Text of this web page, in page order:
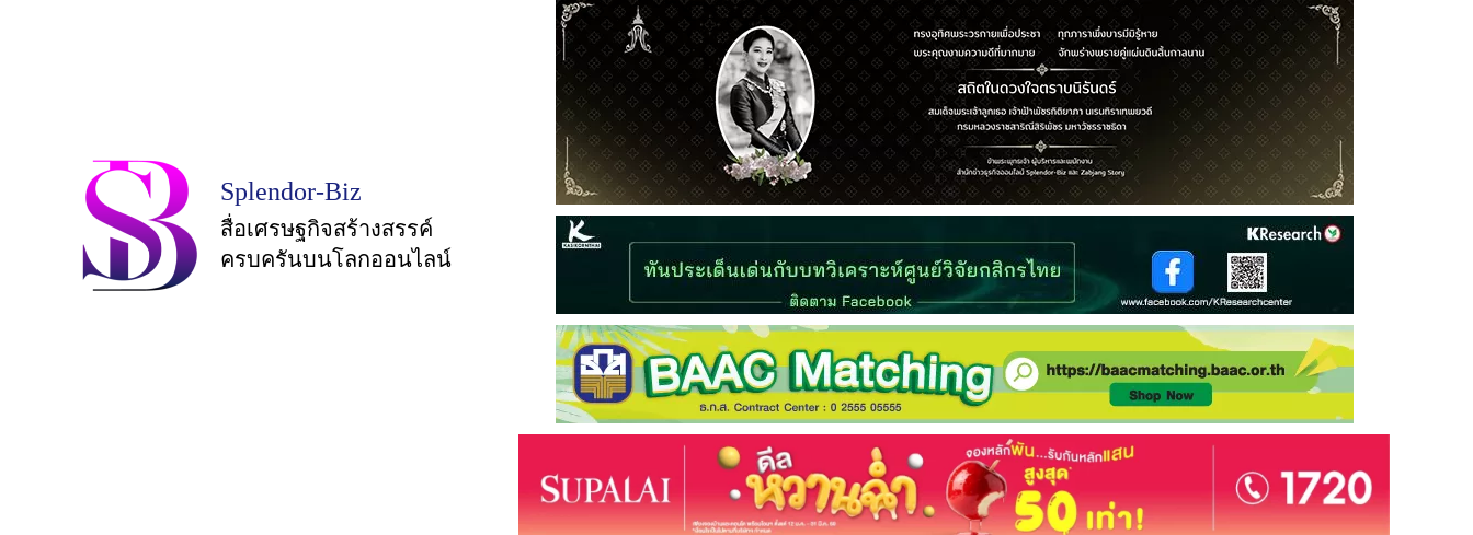
Splendor-Biz
สื่อเศรษฐกิจสร้างสรรค์
ครบครันบนโลกออนไลน์